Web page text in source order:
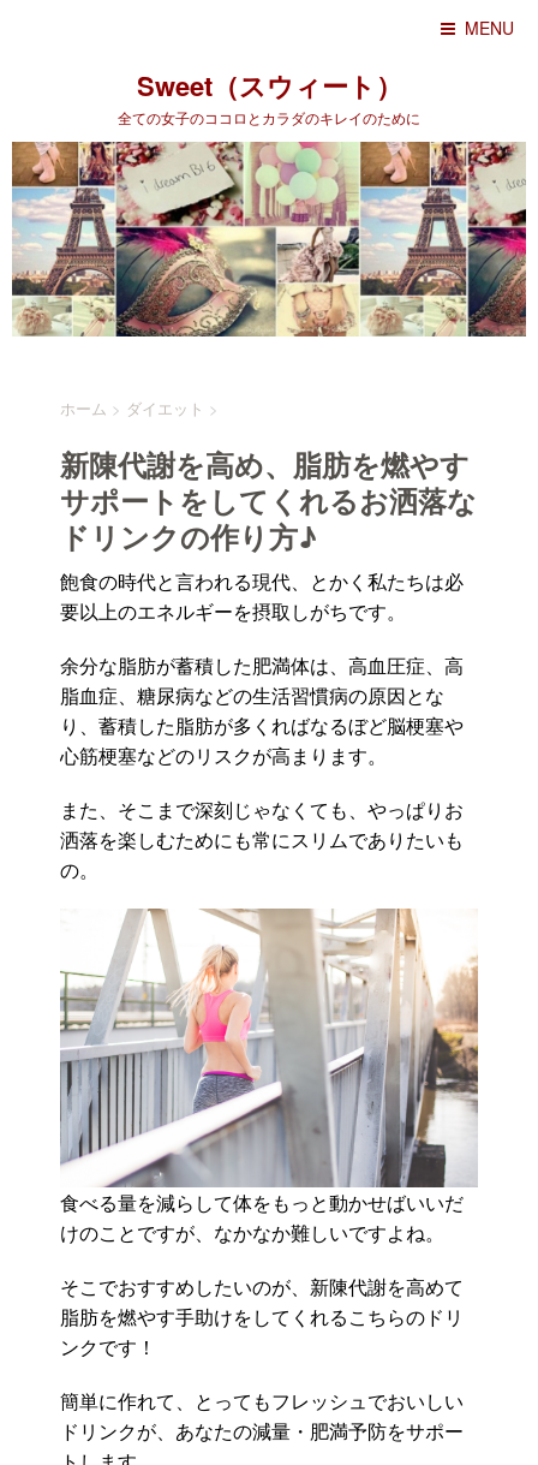
MENU
Sweet（スウィート）
全ての女子のココロとカラダのキレイのために
ホーム > ダイエット >
新陳代謝を高め、脂肪を燃やす
サポートをしてくれるお洒落な
ドリンクの作り方♪
飽食の時代と言われる現代、とかく私たちは必
要以上のエネルギーを摂取しがちです。
余分な脂肪が蓄積した肥満体は、高血圧症、高
脂血症、糖尿病などの生活習慣病の原因とな
り、蓄積した脂肪が多くればなるぼど脳梗塞や
心筋梗塞などのリスクが高まります。
また、そこまで深刻じゃなくても、やっぱりお
洒落を楽しむためにも常にスリムでありたいも
の。
食べる量を減らして体をもっと動かせばいいだ
けのことですが、なかなか難しいですよね。
そこでおすすめしたいのが、新陳代謝を高めて
脂肪を燃やす手助けをしてくれるこちらのドリ
ンクです！
簡単に作れて、とってもフレッシュでおいしい
ドリンクが、あなたの減量・肥満予防をサポー